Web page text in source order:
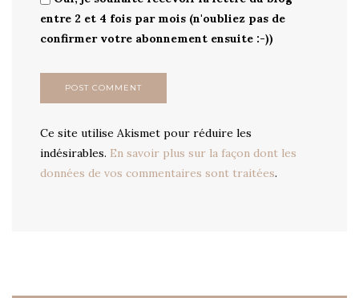
entre 2 et 4 fois par mois (n'oubliez pas de
confirmer votre abonnement ensuite :-))
Ce site utilise Akismet pour réduire les
indésirables. En savoir plus sur la façon dont les
données de vos commentaires sont traitées.